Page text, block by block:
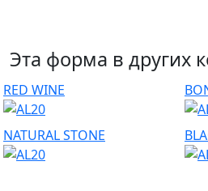
Эта форма в других
RED WINE
NATURAL STONE